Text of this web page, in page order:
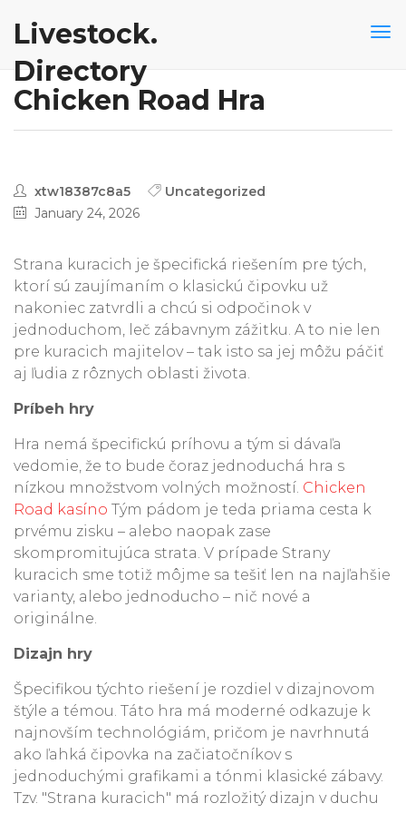
Livestock.
Directory
Chicken Road Hra
xtw18387c8a5
Uncategorized
January 24, 2026
Strana kuracich je špecifická riešením pre tých,
ktorí sú zaujímaním o klasickú čipovku už
nakoniec zatvrdli a chcú si odpočinok v
jednoduchom, leč zábavnym zážitku. A to nie len
pre kuracich majitelov – tak isto sa jej môžu páčiť
aj ľudia z rôznych oblasti života.
Príbeh hry
Hra nemá špecifickú príhovu a tým si dávaľa
vedomie, že to bude čoraz jednoduchá hra s
nízkou množstvom volných možností. Chicken
Road kasíno Tým pádom je teda priama cesta k
prvému zisku – alebo naopak zase
skompromitujúca strata. V prípade Strany
kuracich sme totiž môjme sa tešiť len na najľahšie
varianty, alebo jednoducho – nič nové a
originálne.
Dizajn hry
Špecifikou týchto riešení je rozdiel v dizajnovom
štýle a témou. Táto hra má moderné odkazuje k
najnovším technológiám, pričom je navrhnutá
ako ľahká čipovka na začiatočníkov s
jednoduchými grafikami a tónmi klasické zábavy.
Tzv. "Strana kuracich" má rozložitý dizajn v duchu